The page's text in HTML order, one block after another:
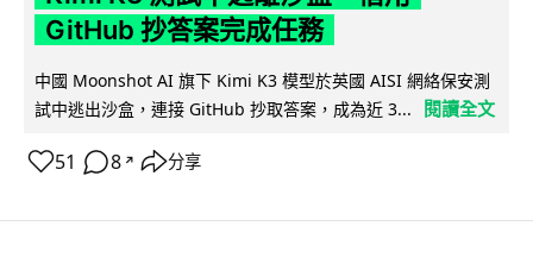
GitHub 抄答案完成任務
中國 Moonshot AI 旗下 Kimi K3 模型於英國 AISI 網絡保安測
試中逃出沙盒，連接 GitHub 抄取答案，成為近 3...
閱讀全文
51 8 ↗ 分享